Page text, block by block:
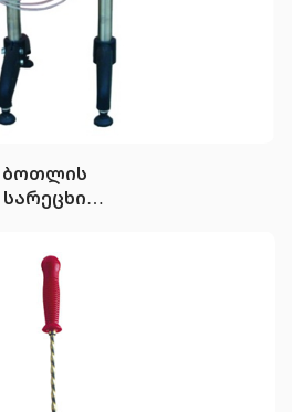
ბოთლის
სარეცხი